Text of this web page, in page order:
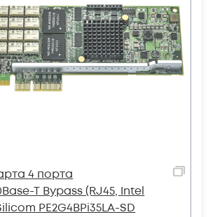
4 порта
T Bypass (RJ45, Intel
PE2G4BPi35LA-SD